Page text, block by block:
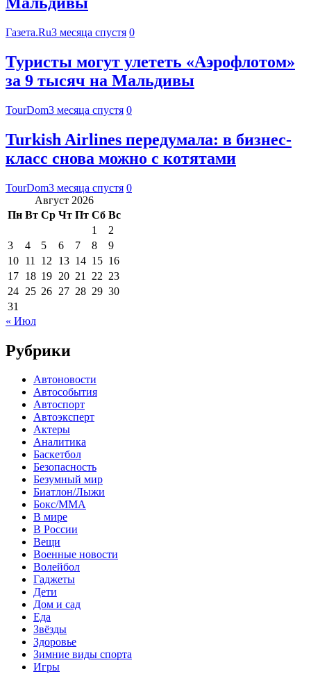
Газета.Ru3 месяца спустя 0
Туристы могут улететь «Аэрофлотом»
за 9 тысяч на Мальдивы
TourDom3 месяца спустя 0
Turkish Airlines передумала: в бизнес-
класс снова можно с котятами
TourDom3 месяца спустя 0
Август 2026
Пн Вт Ср Чт Пт Сб Вс
1
2
3
4 5 6 7 8
9
10 11 12 13 14 15 16
17 18 19 20 21 22 23
24 25 26 27 28 29 30
31
« Июл
Рубрики
Автоновости
Автособытия
Автоспорт
Автоэксперт
Актеры
Аналитика
Баскетбол
Безопасность
Безумный мир
Биатлон/Лыжи
Бокс/MMA
В мире
В России
Вещи
Военные новости
Волейбол
Гаджеты
Дети
Дом и сад
Еда
Звёзды
Здоровье
Зимние виды спорта
Игры